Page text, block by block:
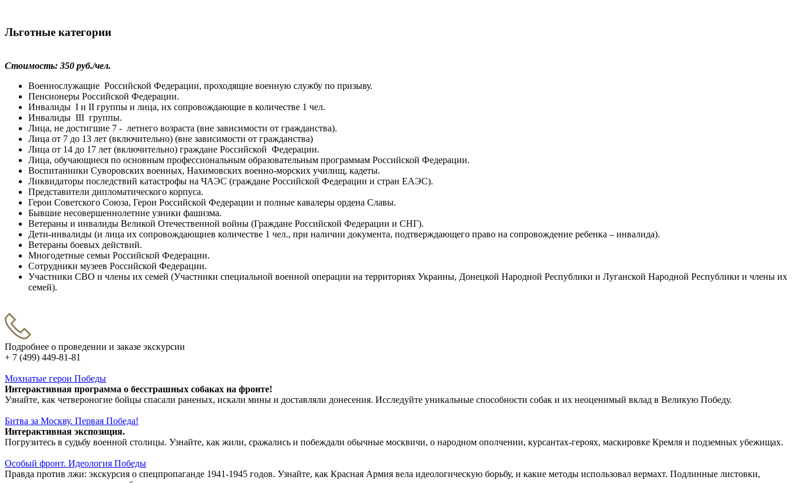
Льготные категории
Стоимость: 350 руб./чел.
Военнослужащие Российской Федерации, проходящие военную службу по призыву.
Пенсионеры Российской Федерации.
Инвалиды I и II группы и лица, их сопровождающие в количестве 1 чел.
Инвалиды III группы.
Лица, не достигшие 7 - летнего возраста (вне зависимости от гражданства).
Лица от 7 до 13 лет (включительно) (вне зависимости от гражданства)
Лица от 14 до 17 лет (включительно) граждане Российской Федерации.
Лица, обучающиеся по основным профессиональным образовательным программам Российской Федерации.
Воспитанники Суворовских военных, Нахимовских военно-морских училищ, кадеты.
Ликвидаторы последствий катастрофы на ЧАЭС (граждане Российской Федерации и стран ЕАЭС).
Представители дипломатического корпуса.
Герои Советского Союза, Герои Российской Федерации и полные кавалеры ордена Славы.
Бывшие несовершеннолетние узники фашизма.
Ветераны и инвалиды Великой Отечественной войны (Граждане Российской Федерации и СНГ).
Дети-инвалиды (и лица их сопровождающиев количестве 1 чел., при наличии документа, подтверждающего право на сопровождение ребенка – инвалида).
Ветераны боевых действий.
Многодетные семьи Российской Федерации.
Сотрудники музеев Российской Федерации.
Участники СВО и члены их семей (Участники специальной военной операции на территориях Украины, Донецкой Народной Республики и Луганской Народной Республики и члены их
семей).
Подробнее о проведении и заказе экскурсии
+ 7 (499) 449-81-81
Мохнатые герои Победы
Интерактивная программа о бесстрашных собаках на фронте!
Узнайте, как четвероногие бойцы спасали раненых, искали мины и доставляли донесения. Исследуйте уникальные способности собак и их неоценимый вклад в Великую Победу.
Битва за Москву. Первая Победа!
Интерактивная экспозиция.
Погрузитесь в судьбу военной столицы. Узнайте, как жили, сражались и побеждали обычные москвичи, о народном ополчении, курсантах-героях, маскировке Кремля и подземных убежищах.
Особый фронт. Идеология Победы
Правда против лжи: экскурсия о спецпропаганде 1941-1945 годов. Узнайте, как Красная Армия вела идеологическую борьбу, и какие методы использовал вермахт. Подлинные листовки,